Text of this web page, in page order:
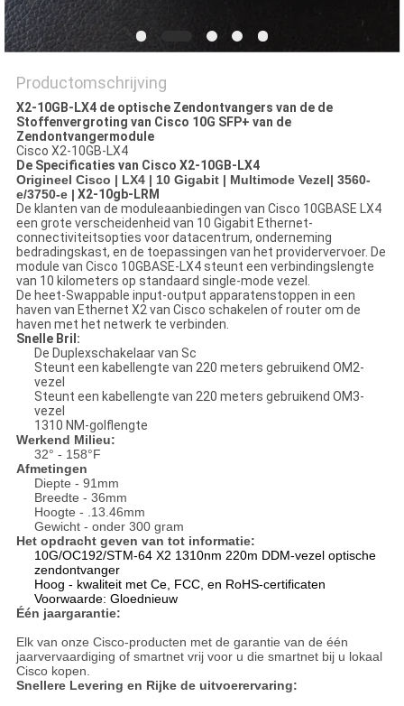
Productomschrijving
X2-10GB-LX4 de optische Zendontvangers van de de
Stoffenvergroting van Cisco 10G SFP+ van de
Zendontvangermodule
Cisco X2-10GB-LX4
De Specificaties van Cisco X2-10GB-LX4
Origineel Cisco | LX4 | 10 Gigabit | Multimode Vezel| 3560-
e/3750-e | X2-10gb-LRM
De klanten van de moduleaanbiedingen van Cisco 10GBASE LX4
een grote verscheidenheid van 10 Gigabit Ethernet-
connectiviteitsopties voor datacentrum, onderneming
bedradingskast, en de toepassingen van het providervervoer. De
module van Cisco 10GBASE-LX4 steunt een verbindingslengte
van 10 kilometers op standaard single-mode vezel.
De heet-Swappable input-output apparatenstoppen in een
haven van Ethernet X2 van Cisco schakelen of router om de
haven met het netwerk te verbinden.
Snelle Bril:
De Duplexschakelaar van Sc
Steunt een kabellengte van 220 meters gebruikend OM2-
vezel
Steunt een kabellengte van 220 meters gebruikend OM3-
vezel
1310 NM-golflengte
Werkend Milieu:
32° - 158°F
Afmetingen
Diepte - 91mm
Breedte - 36mm
Hoogte - .13.46mm
Gewicht - onder 300 gram
Het opdracht geven van tot informatie:
10G/OC192/STM-64 X2 1310nm 220m DDM-vezel optische
zendontvanger
Hoog - kwaliteit met Ce, FCC, en RoHS-certificaten
Voorwaarde: Gloednieuw
Één jaargarantie:
Elk van onze Cisco-producten met de garantie van de één
jaarvervaardiging of smartnet vrij voor u die smartnet bij u lokaal
Cisco kopen.
Snellere Levering en Rijke de uitvoerervaring: